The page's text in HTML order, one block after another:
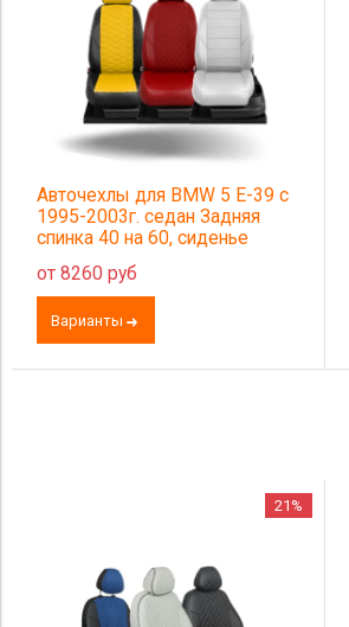
Авточехлы для BMW 5 E-39 с
1995-2003г. седан Задняя
спинка 40 на 60, сиденье
единое, 2 надкрыльника,
задний подлокотник (молния),
5 подголовников.
от 8260 руб
Варианты
21%